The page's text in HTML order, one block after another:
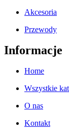
Akcesoria
Przewody
Informacje
Home
Wszystkie
O nas
Kontakt